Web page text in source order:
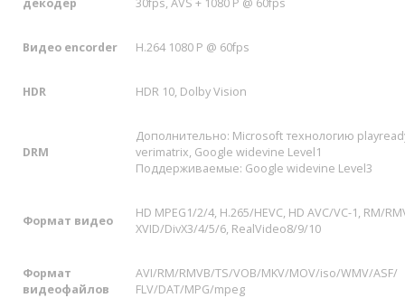
декодер 30fps, AVS + 1080 P @ 60fps
Видео encorder H.264 1080 P @ 60fps
HDR HDR 10, Dolby Vision
DRM
Дополнительно: Microsoft технологию
verimatrix, Google widevine Level1
Поддерживаемые: Google widevine Level3
Формат видео
HD MPEG1/2/4, H.265/HEVC, HD AVC/VC-1, RM/
XVID/DivX3/4/5/6, RealVideo8/9/10
Формат
видеофайлов
AVI/RM/RMVB/TS/VOB/MKV/MOV/iso/WMV/ASF/
FLV/DAT/MPG/mpeg